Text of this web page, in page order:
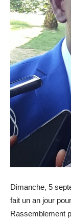
Dimanche, 5
fait un an jour
Rassemblement